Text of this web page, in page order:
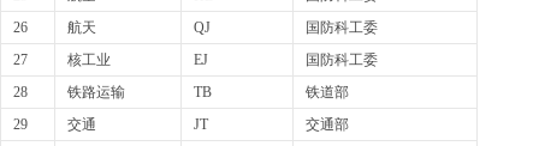
26
航天 QJ
国防科工委
27
核工业 EJ
国防科工委
28
铁路运输 TB
铁道部
29
交通 JT
交通部